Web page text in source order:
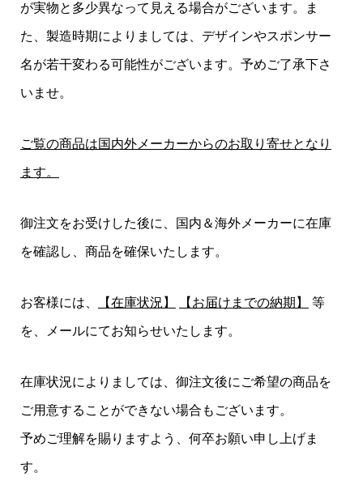
が実物と多少異なって見える場合がございます。ま
た、製造時期によりましては、デザインやスポンサー
名が若干変わる可能性がございます。予めご了承下さ
いませ。
ご覧の商品は国内外メーカーからのお取り寄せとなり
ます。
御注文をお受けした後に、国内＆海外メーカーに在庫
を確認し、商品を確保いたします。
お客様には、 【在庫状況】 【お届けまでの納期】 等
を、メールにてお知らせいたします。
在庫状況によりましては、御注文後にご希望の商品を
ご用意することができない場合もございます。
予めご理解を賜りますよう、何卒お願い申し上げま
す。